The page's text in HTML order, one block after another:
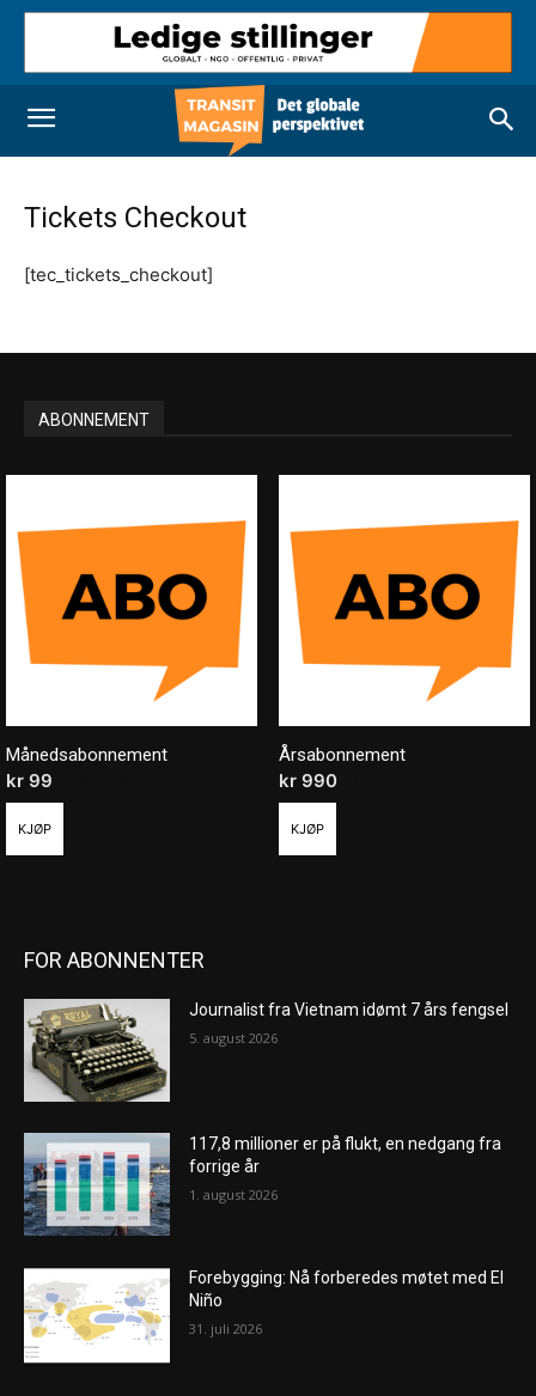
Tickets Checkout
[tec_tickets_checkout]
ABONNEMENT
Månedsabonnement
kr 99
KJØP
Årsabonnement
kr990
KJØP
FOR ABONNENTER
Journalist fra Vietnam idømt 7 års fengsel
5. august 2026
117,8 millioner er på flukt, en nedgang fra
forrige år
1. august 2026
Forebygging: Nå forberedes møtet med El
Niño
31. juli 2026